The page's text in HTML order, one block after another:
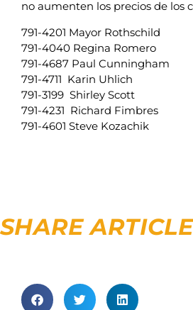
no aumenten los precios de los
791-4201 Mayor Rothschild
791-4040 Regina Romero
791-4687 Paul Cunningham
791-4711 Karin Uhlich
791-3199 Shirley Scott
791-4231 Richard Fimbres
791-4601 Steve Kozachik
SHARE